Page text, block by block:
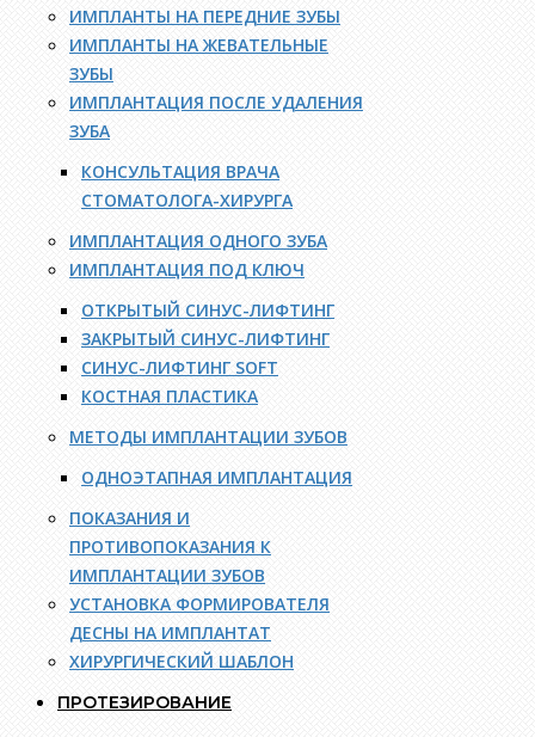
ИМПЛАНТЫ НА ПЕРЕДНИЕ ЗУБЫ
ИМПЛАНТЫ НА ЖЕВАТЕЛЬНЫЕ
ЗУБЫ
ИМПЛАНТАЦИЯ ПОСЛЕ УДАЛЕНИЯ
ЗУБА
КОНСУЛЬТАЦИЯ ВРАЧА
СТОМАТОЛОГА-ХИРУРГА
ИМПЛАНТАЦИЯ ОДНОГО ЗУБА
ИМПЛАНТАЦИЯ ПОД КЛЮЧ
ОТКРЫТЫЙ СИНУС-ЛИФТИНГ
ЗАКРЫТЫЙ СИНУС-ЛИФТИНГ
СИНУС-ЛИФТИНГ SOFT
КОСТНАЯ ПЛАСТИКА
МЕТОДЫ ИМПЛАНТАЦИИ ЗУБОВ
ОДНОЭТАПНАЯ ИМПЛАНТАЦИЯ
ПОКАЗАНИЯ И
ПРОТИВОПОКАЗАНИЯ К
ИМПЛАНТАЦИИ ЗУБОВ
УСТАНОВКА ФОРМИРОВАТЕЛЯ
ДЕСНЫ НА ИМПЛАНТАТ
ХИРУРГИЧЕСКИЙ ШАБЛОН
ПРОТЕЗИРОВАНИЕ